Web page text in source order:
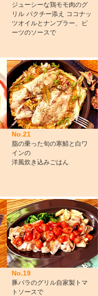
ジューシーな鶏モモ肉のグ
リル パクチー添え ココナッ
ツオイルとナンプラー、ビ
ーツのソースで
No.21
脂の乗った旬の寒鯖と白ワ
インの
洋風炊き込みごはん
No.19
豚バラのグリル自家製トマ
トソースで